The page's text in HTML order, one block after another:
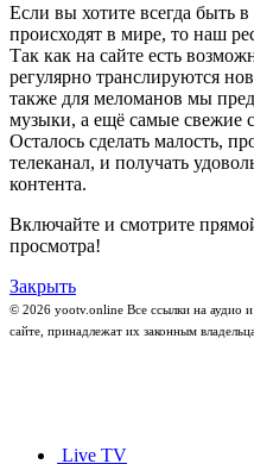
Если вы хотите всегда быть
происходят в мире, то наш
Так как на сайте есть
регулярно транслируются
также для меломанов мы
музыки, а ещё самые свежие
Осталось сделать малость,
телеканал, и получать
контента.
Включайте и смотрите
просмотра!
Закрыть
© 2026 yootv.online Все ссылки на аудио
сайте, принадлежат их законным
Live TV